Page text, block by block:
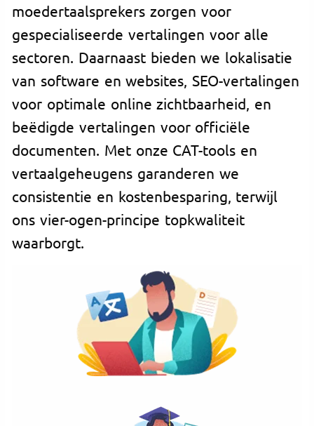
moedertaalsprekers zorgen voor
gespecialiseerde vertalingen voor alle
sectoren. Daarnaast bieden we lokalisatie
van software en websites, SEO-vertalingen
voor optimale online zichtbaarheid, en
beëdigde vertalingen voor officiële
documenten. Met onze CAT-tools en
vertaalgeheugens garanderen we
consistentie en kostenbesparing, terwijl
ons vier-ogen-principe topkwaliteit
waarborgt.